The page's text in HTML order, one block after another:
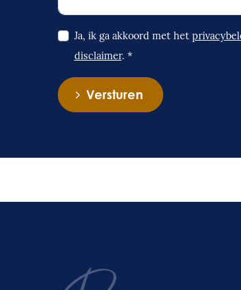
Ja, ik ga akkoord met het
disclaimer. *
Versturen